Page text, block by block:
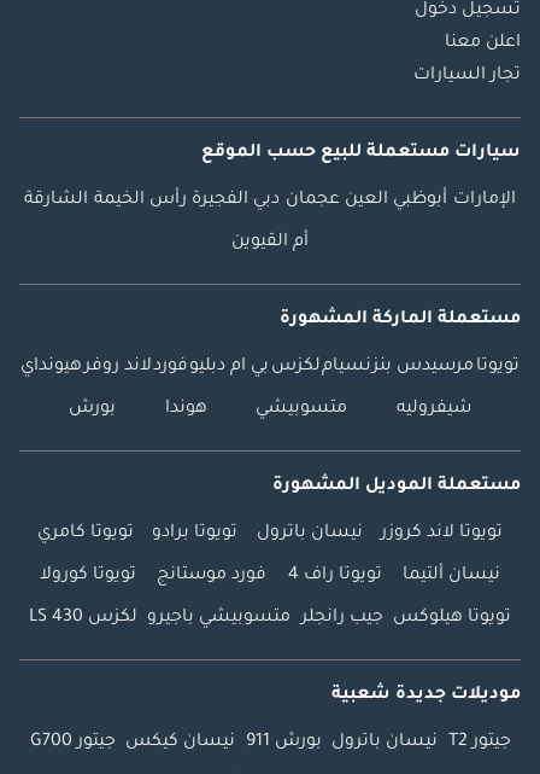
تسجيل دخول
اعلن معنا
تجار السيارات
سيارات مستعملة للبيع حسب الموقع
الإمارات أبوظبي العين عجمان دبي الفجيرة رأس الخيمة الشارقة
أم القيوين
مستعملة الماركة المشهورة
تويوتا مرسيدس بنزنسياملكزس بي ام دبليوفوردلاند روفرهيونداي
شيفروليه متسوبيشي هوندا بورش
مستعملة الموديل المشهورة
تويوتا لاند كروزر نيسان باترول تويوتا برادو تويوتا كامري
نيسان ألتيما تويوتا راف 4 فورد موستانج تويوتا كورولا
تويوتا هيلوكس جيب رانجلر متسوبيشي باجيرو لكزس LS 430
موديلات جديدة شعبية
جيتور T2 نيسان باترول بورش 911 نيسان كيكس جيتور G700